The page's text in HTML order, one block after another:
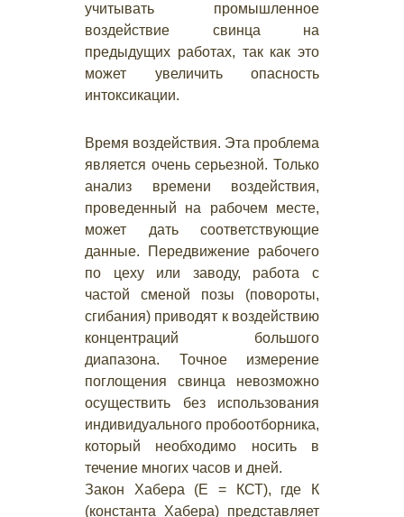
учитывать промышленное
воздействие свинца на
предыдущих работах, так как это
может увеличить опасность
интоксикации.
Время воздействия. Эта проблема
является очень серьезной. Только
анализ времени воздействия,
проведенный на рабочем месте,
может дать соответствующие
данные. Передвижение рабочего
по цеху или заводу, работа с
частой сменой позы (повороты,
сгибания) приводят к воздействию
концентраций большого
диапазона. Точное измерение
поглощения свинца невозможно
осуществить без использования
индивидуального пробоотборника,
который необходимо носить в
течение многих часов и дней.
Закон Хабера (Е = КСТ), где К
(константа Хабера) представляет